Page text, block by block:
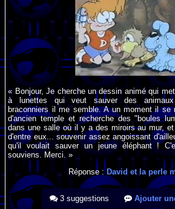
« Bonjour, Je cherche un dessin animé qui
à lunettes qui veut sauver des
braconniers il me semble. A un moment il se
d'ancien temple et recherche des "boules
dans une salle où il y a des miroirs au mur,
d'entre eux... souvenir assez angoissant
qu'il voulait sauver un jeune éléphant !
souviens. Merci. »
Réponse : David et la perle
3 suggestions Ajouter